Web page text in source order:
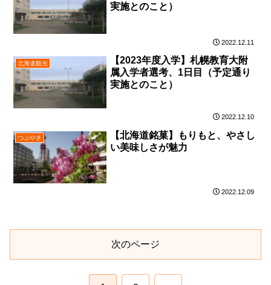
実施とのこと）
2022.12.11
北海道観光
【2023年度入学】札幌教育大附
属入学者選考、1日目（予定通り
実施とのこと）
2022.12.10
つぶやき
【北海道銘菓】もりもと、やさし
い美味しさが魅力
2022.12.09
次のページ